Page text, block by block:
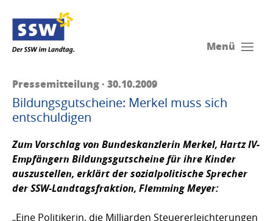
Menü
Pressemitteilung · 30.10.2009
Bildungsgutscheine: Merkel muss sich
entschuldigen
Zum Vorschlag von Bundeskanzlerin Merkel, Hartz IV-
Empfängern Bildungsgutscheine für ihre Kinder
auszustellen, erklärt der sozialpolitische Sprecher
der SSW-Landtagsfraktion, Flemming Meyer:
„Eine Politikerin, die Milliarden Steuererleichterungen